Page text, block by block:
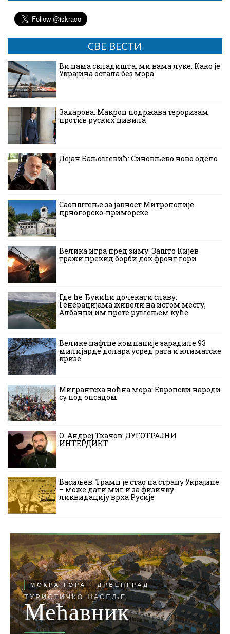
СВЕ ВЕСТИ
Ви нама складишта, ми вама луке: Како је
Украјина остала без мора
Захарова: Макрон подржава тероризам
против руских цивила
Дејан Баљошевић: Синовљево ново одело
Саопштење за јавност Митрополије
црногорско-приморске
Велика игра пред зиму: Зашто Кијев
тражи прекид борби док фронт гори
Где ће Ђукићи дочекати славу:
Генерацијама живели на истом месту,
Албанци им прете рушењем куће
Велике нафтне компаније зарадиле 93
милијарде долара усред рата и климатске
кризе
Мигрантска ноћна мора: Европски народи
су под опсадом
О. Андреј Ткачов: ДУГОТРАЈНИ
ИНТЕРДИКТ
Васиљев: Трамп је стао на страну Украјине
– може дати миг и за физичку
ликвидацију врха Русије